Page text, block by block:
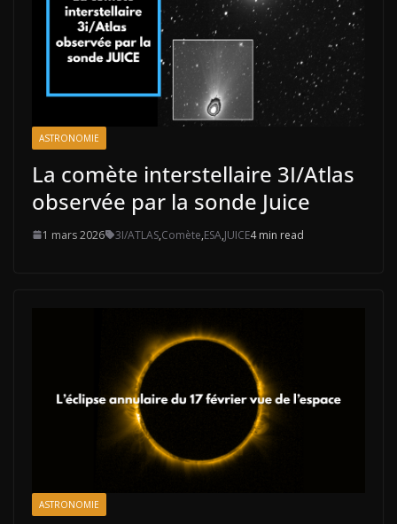
ASTRONOMIE
La comète interstellaire 3I/Atlas
observée par la sonde Juice
1 mars 2026 3I/ATLAS,Comète,ESA,JUICE4 min read
ASTRONOMIE